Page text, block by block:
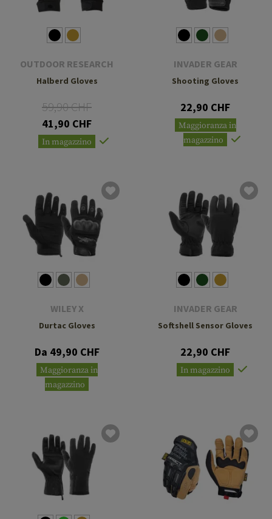
OUTDOOR RESEARCH
Halberd Gloves
59,90 CHF
41,90 CHF
In magazzino
INVADER GEAR
Shooting Gloves
22,90 CHF
Maggioranza in
magazzino
WILEY X
Durtac Gloves
Da 49,90 CHF
Maggioranza in
magazzino
INVADER GEAR
Softshell Sensor Gloves
22,90 CHF
In magazzino